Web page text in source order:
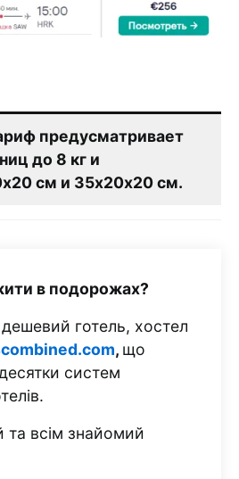
предусматривает
до 8 кг и
см и 35х20х20 см.
в подорожах?
готель, хостел
, що
систем
та всім знайомий